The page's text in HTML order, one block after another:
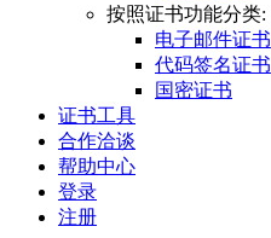
按照证书功能分类:
电子邮件证书
代码签名证书
国密证书
证书工具
合作洽谈
帮助中心
登录
注册